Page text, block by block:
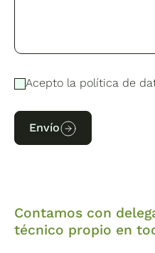
Acepto la política de
Envío
Contamos con
técnico propio en